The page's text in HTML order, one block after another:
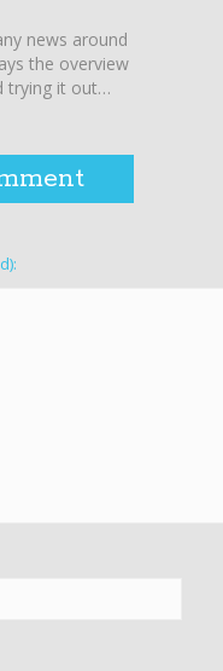
news around
the overview
trying it out…